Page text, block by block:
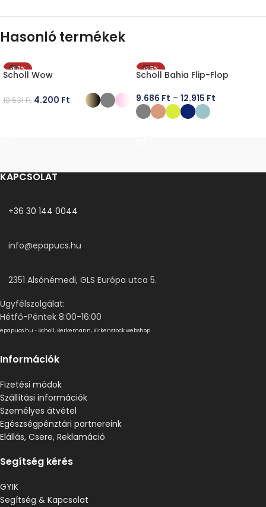
Hasonló termékek
-60%
Scholl Wow
10.531Ft 4.200 Ft
-25%
Scholl Bahia Flip-Flop
9.686 Ft – 12.915 Ft
KAPCSOLAT
+36 30 144 0044
info@epapucs.hu
2351 Alsónémedi, GLS Európa utca 5.
Ügyfélszolgálat:
Hétfő-Péntek 8:00-16:00
epapucs.hu - Scholl, Berkemann, Birkenstock webshop
Információk
Fizetési módok
Szállítási információk
Személyes átvétel
Egészségpénztári partnereink
Elállás, Csere, Reklamáció
Segítség kérés
GYIK
Segítség & Kapcsolat